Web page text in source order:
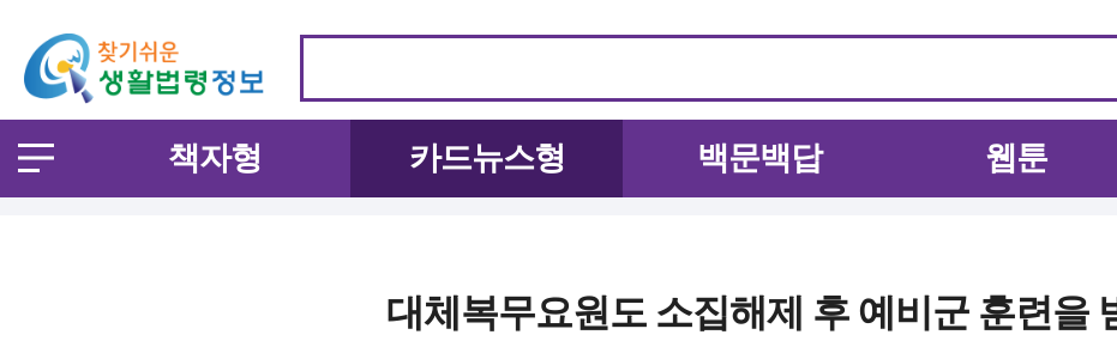
책자형 카드뉴스형 백문백답 웹툰
대체복무요원도 소집해제 후 예비군 훈련을